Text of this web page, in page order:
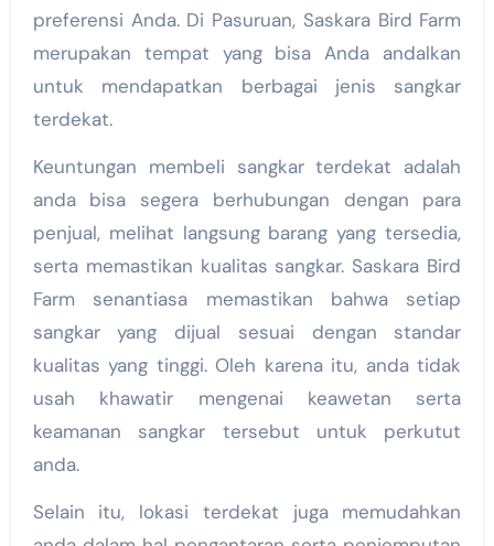
preferensi Anda. Di Pasuruan, Saskara Bird Farm
merupakan tempat yang bisa Anda andalkan
untuk mendapatkan berbagai jenis sangkar
terdekat.
Keuntungan membeli sangkar terdekat adalah
anda bisa segera berhubungan dengan para
penjual, melihat langsung barang yang tersedia,
serta memastikan kualitas sangkar. Saskara Bird
Farm senantiasa memastikan bahwa setiap
sangkar yang dijual sesuai dengan standar
kualitas yang tinggi. Oleh karena itu, anda tidak
usah khawatir mengenai keawetan serta
keamanan sangkar tersebut untuk perkutut
anda.
Selain itu, lokasi terdekat juga memudahkan